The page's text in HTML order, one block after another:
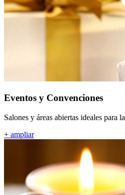
Eventos y Convenciones
Salones y áreas abiertas ideales para
+ ampliar